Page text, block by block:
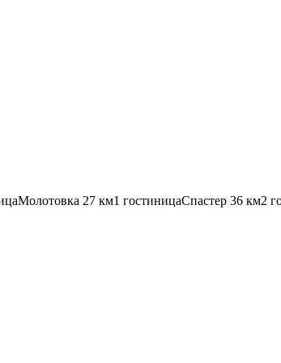
Молотовка 27 км1 гостиницаСпастер 36 км2